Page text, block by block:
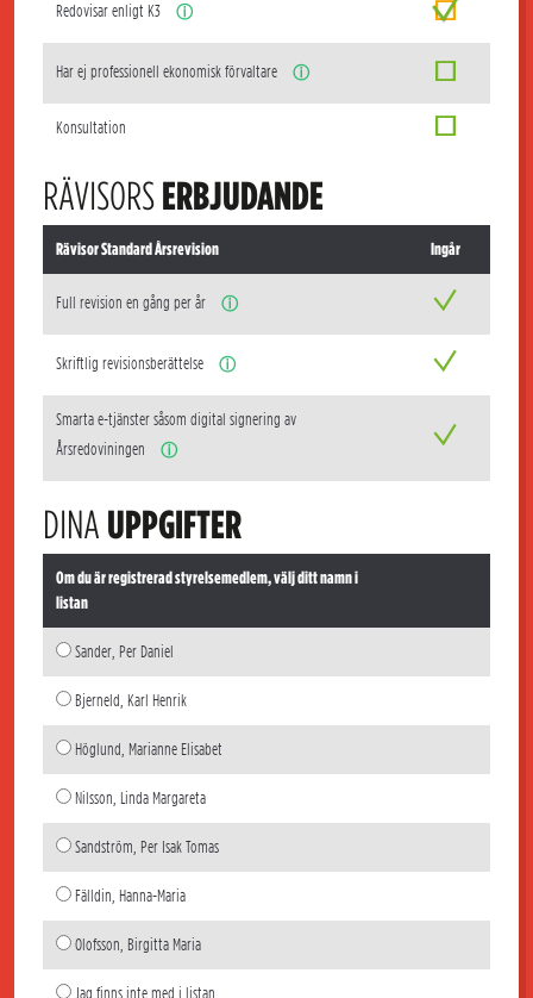
Redovisar enligt K3 ⓘ
Har ej professionell ekonomisk förvaltare ⓘ
Konsultation
RÄVISORSERBJUDANDE
Rävisor Standard Årsrevision Ingår
Full revision en gång per år ⓘ
Skriftlig revisionsberättelse ⓘ
Smarta e-tjänster såsom digital signering av
Årsredoviningen
ⓘ
DINA UPPGIFTER
Om du är registrerad styrelsemedlem, välj ditt namn i
listan
Sander, Per Daniel
Bjerneld, Karl Henrik
Höglund, Marianne Elisabet
Nilsson, Linda Margareta
Sandström, Per Isak Tomas
Fälldin, Hanna-Maria
Olofsson, Birgitta Maria
Jag finns inte med i listan